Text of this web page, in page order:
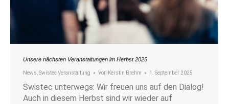
Unsere nächsten Veranstaltungen im Herbst 2025
News Swistec Veranstaltung Von Kerstin Brehm 1. September 2025
Swistec unterwegs: Wir freuen uns auf den Dialog!
Auch in diesem Herbst sind wir wieder auf